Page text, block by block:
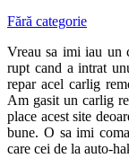
Fără categorie
Vreau sa imi iau un
rupt cand a intrat
repar acel carlig
Am gasit un carlig
place acest site
bune. O sa imi
care cei de la auto-